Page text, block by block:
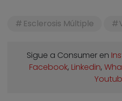
Esclerosis Múltiple
Sigue a Consumer en
Facebook, Linkedin,